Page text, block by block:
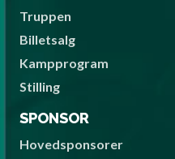
Truppen
Billetsalg
Kampprogram
Stilling
SPONSOR
Hovedsponsorer